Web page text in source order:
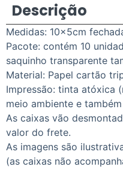
Descrição
Medidas: 10x5cm
Pacote: contém 10
saquinho transparente
Material: Papel cartão
Impressão: tinta atóxica
meio ambiente e
As caixas vão
valor do frete.
As imagens são
(as caixas não